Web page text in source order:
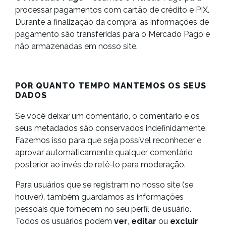
processar pagamentos com cartão de crédito e PIX.
Durante a finalização da compra, as informações de
pagamento são transferidas para o Mercado Pago e
não armazenadas em nosso site.
POR QUANTO TEMPO MANTEMOS OS SEUS
DADOS
Se você deixar um comentário, o comentário e os
seus metadados são conservados indefinidamente.
Fazemos isso para que seja possível reconhecer e
aprovar automaticamente qualquer comentário
posterior ao invés de retê-lo para moderação.
Para usuários que se registram no nosso site (se
houver), também guardamos as informações
pessoais que fornecem no seu perfil de usuário.
Todos os usuários podem ver, editar ou excluir